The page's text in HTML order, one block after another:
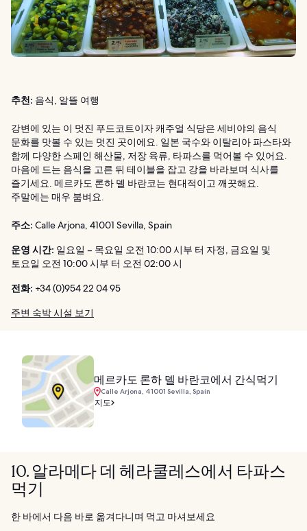
추천: 음식, 알뜰 여행
강변에 있는 이 멋진 푸드코트이자 캐주얼 식당은 세비야의 음식
문화를 맛볼 수 있는 멋진 곳이에요. 일본 국수와 이탈리아 파스타와
함께 다양한 스페인 해산물, 저장 육류, 타파스를 먹어볼 수 있어요.
마음에 드는 음식을 고른 뒤 테이블을 잡고 강을 바라보며 식사를
즐기세요. 메르카도 론하 델 바란코는 현대적이고 깨끗해요.
주말에는 매우 붐벼요.
주소: Calle Arjona, 41001 Sevilla, Spain
운영 시간: 일요일 – 목요일 오전 10:00 시부 터 자정, 금요일 및
토요일 오전 10:00 시부 터 오전 02:00 시
전화: +34 (0)954 22 04 95
주변 숙박 시설 보기
메르카도 론하 델 바란코에서 간식먹기
Calle Arjona, 41001 Sevilla, Spain
지도
10. 알라메다 데 헤라쿨레스에서 타파스
먹기
한 바에서 다음 바로 옮겨다니며 먹고 마셔보세요